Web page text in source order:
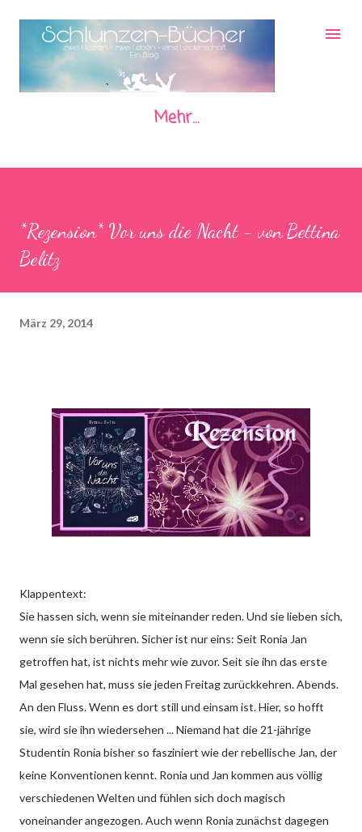
Direkt zum Hauptbereich
Mehr…
*Rezension* Vor uns die Nacht - von Bettina
Belitz
März 29, 2014
Klappentext:
Sie hassen sich, wenn sie miteinander reden. Und sie lieben sich,
wenn sie sich berühren. Sicher ist nur eins: Seit Ronia Jan
getroffen hat, ist nichts mehr wie zuvor. Seit sie ihn das erste
Mal gesehen hat, muss sie jeden Freitag zurückkehren. Abends.
An den Fluss. Wenn es dort still und einsam ist. Hier, so hofft
sie, wird sie ihn wiedersehen ... Niemand hat die 21-jährige
Studentin Ronia bisher so fasziniert wie der rebellische Jan, der
keine Konventionen kennt. Ronia und Jan kommen aus völlig
verschiedenen Welten und fühlen sich doch magisch
voneinander angezogen. Auch wenn Ronia zunächst dagegen